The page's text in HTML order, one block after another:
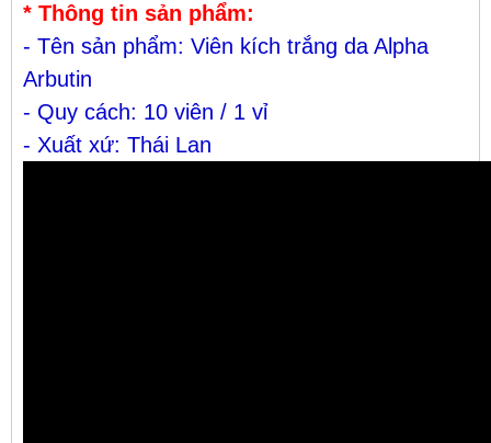
* Thông tin sản phẩm:
- Tên sản phẩm: Viên kích trắng da Alpha
Arbutin
- Quy cách: 10 viên / 1 vỉ
- Xuất xứ: Thái Lan